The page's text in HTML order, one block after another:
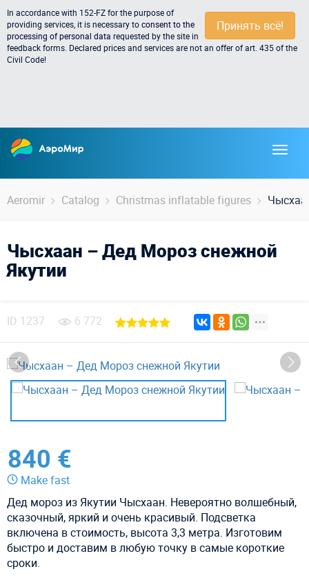
Принять всё!
In accordance with 152-FZ for the purpose of
providing services, it is necessary toconsent to the
processing of personal data requested by the site in
feedback forms. Declared prices and services are not an offer of art. 435 of the
Civil Code!
Aeromir Catalog Christmas inflatable figures
Чысхаан – Дед Мороз снежной
Якутии
ID 1237 6 772
840 €
Make fast
Дед мороз из Якутии Чысхаан. Невероятно волшебный,
сказочный, яркий и очень красивый. Подсветка
включена в стоимость, высота 3,3 метра. Изготовим
быстро и доставим в любую точку в самые короткие
сроки.